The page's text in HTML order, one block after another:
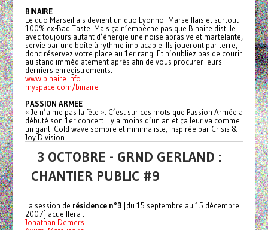
BINAIRE
Le duo Marseillais devient un duo Lyonno- Marseillais et surtout
100% ex-Bad Taste. Mais ça n’empêche pas que Binaire distille
avec toujours autant d’énergie une noise abrasive et martelante,
servie par une boîte à rythme implacable. Ils joueront par terre,
donc réservez votre place au 1er rang. Et n’oubliez pas de courir
au stand immédiatement après afin de vous procurer leurs
derniers enregistrements.
www.binaire.info
myspace.com/binaire
PASSION ARMEE
« Je n’aime pas la fête ». C’est sur ces mots que Passion Armée a
débuté son 1er concert il y a moins d’un an et ça leur va comme
un gant. Cold wave sombre et minimaliste, inspirée par Crisis &
Joy Division.
3 OCTOBRE - GRND GERLAND :
CHANTIER PUBLIC #9
La session de résidence n°3 [du 15 septembre au 15 décembre
2007] acueillera :
Jonathan Demers